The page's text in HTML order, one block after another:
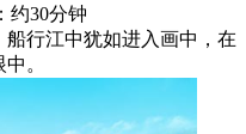
30分钟
行江中犹如进入画中，在
。